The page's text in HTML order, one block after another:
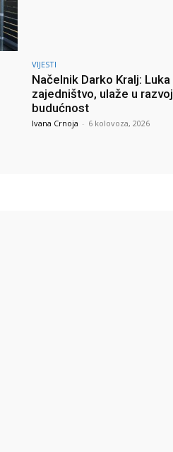
VIJESTI
Načelnik Darko Kralj:
zajedništvo, ulaže u
budućnost
Ivana Crnoja - 6 kolovoza, 2026